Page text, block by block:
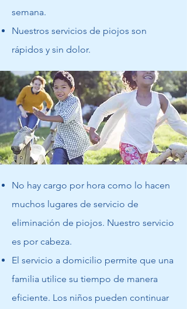
semana.
Nuestros servicios de piojos son
rápidos y sin dolor.
No hay cargo por hora como lo hacen
muchos lugares de servicio de
eliminación de piojos. Nuestro servicio
es por cabeza.
El servicio a domicilio permite que una
familia utilice su tiempo de manera
eficiente. Los niños pueden continuar